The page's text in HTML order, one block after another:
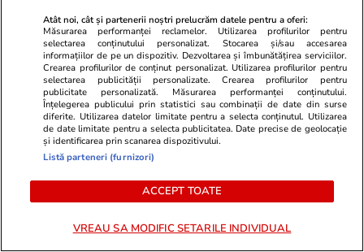
PARTENERI
Unica.ro
Atât noi, cât și partenerii noștri prelucrăm datele pentru a oferi:
Măsurarea performanței reclamelor. Utilizarea profilurilor pentru
selectarea conținutului personalizat. Stocarea și/sau accesarea
informațiilor de pe un dispozitiv. Dezvoltarea și îmbunătățirea serviciilor.
Crearea profilurilor de conținut personalizat. Utilizarea profilurilor pentru
selectarea publicității personalizate. Crearea profilurilor pentru
publicitate personalizată. Măsurarea performanței conținutului.
Înțelegerea publicului prin statistici sau combinații de date din surse
diferite. Utilizarea datelor limitate pentru a selecta conținutul. Utilizarea
de date limitate pentru a selecta publicitatea. Date precise de geolocație
și identificarea prin scanarea dispozitivului.
Listă parteneri (furnizori)
ACCEPT TOATE
VREAU SA MODIFIC SETARILE INDIVIDUAL